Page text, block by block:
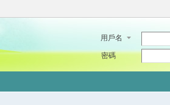
用戶名
密碼